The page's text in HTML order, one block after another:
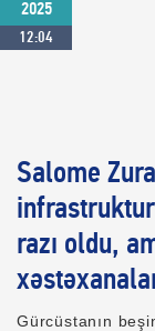
2025
12:04
Salome
infrastruktur
razı oldu,
Gürcüstanın